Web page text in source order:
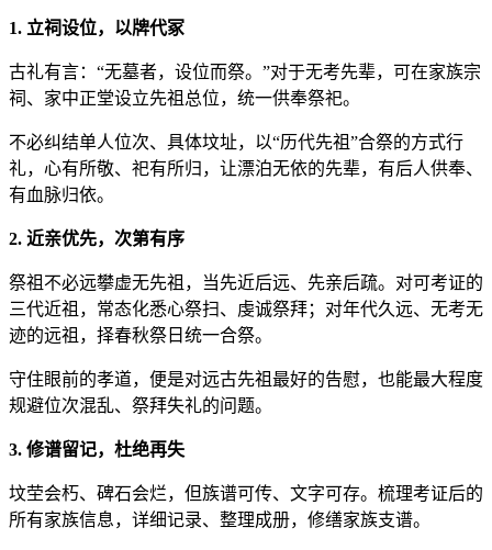
1. 立祠设位，以牌代冢
古礼有言：“无墓者，设位而祭。”对于无考先辈，可在家族宗
祠、家中正堂设立先祖总位，统一供奉祭祀。
不必纠结单人位次、具体坟址，以“历代先祖”合祭的方式行
礼，心有所敬、祀有所归，让漂泊无依的先辈，有后人供奉、
有血脉归依。
2. 近亲优先，次第有序
祭祖不必远攀虚无先祖，当先近后远、先亲后疏。对可考证的
三代近祖，常态化悉心祭扫、虔诚祭拜；对年代久远、无考无
迹的远祖，择春秋祭日统一合祭。
守住眼前的孝道，便是对远古先祖最好的告慰，也能最大程度
规避位次混乱、祭拜失礼的问题。
3. 修谱留记，杜绝再失
坟茔会朽、碑石会烂，但族谱可传、文字可存。梳理考证后的
所有家族信息，详细记录、整理成册，修缮家族支谱。